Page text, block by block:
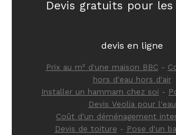
Devis gratuits pour les
devis en ligne
Prix au m² d'une maison BBC -
hors d'eau hors d'air
Installer un hammam chez soi -
Devis Veolia pour l'eau
Coût d'un déménagement
Devis de toiture - Pose d'un